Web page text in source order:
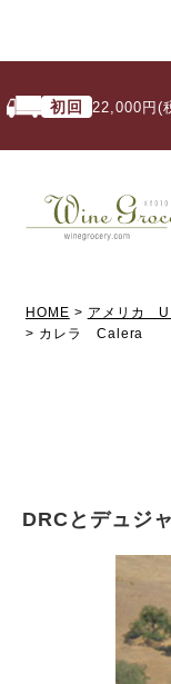
初回 22,000円(税込)
HOME アメリカ
カレラ Calera
DRCとデュジ